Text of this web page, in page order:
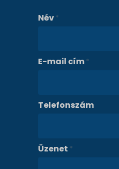
Név *
E-mail cím *
Telefonszám
Üzenet *